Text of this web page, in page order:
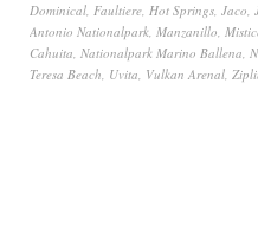
Dominical, Faultiere, Hot Springs, Jaco,
Antonio Nationalpark, Manzanillo,
Cahuita, Nationalpark Marino Ballena,
Teresa Beach, Uvita, Vulkan Arenal,